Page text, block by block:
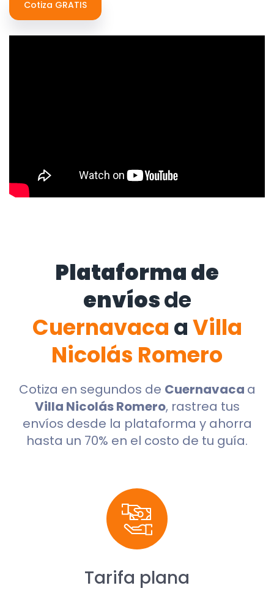
Cotiza GRATIS
Plataforma de
envíosde
Cuernavaca aVilla
Nicolás Romero
Cotiza en segundos de Cuernavaca a
Villa Nicolás Romero, rastrea tus
envíos desde la plataforma y ahorra
hasta un 70% en el costo de tu guía.
Tarifa plana